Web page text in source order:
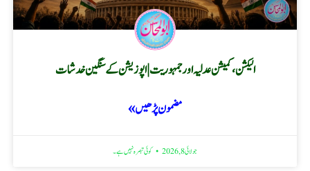
الیکشن، کمیشن عدلیہ اور جمہوریت | اپوزیشن کے سنگین خدشات
مضمون پڑھیں »
جولائی 8, 2026 کوئی تبصرہ نہیں ہے۔